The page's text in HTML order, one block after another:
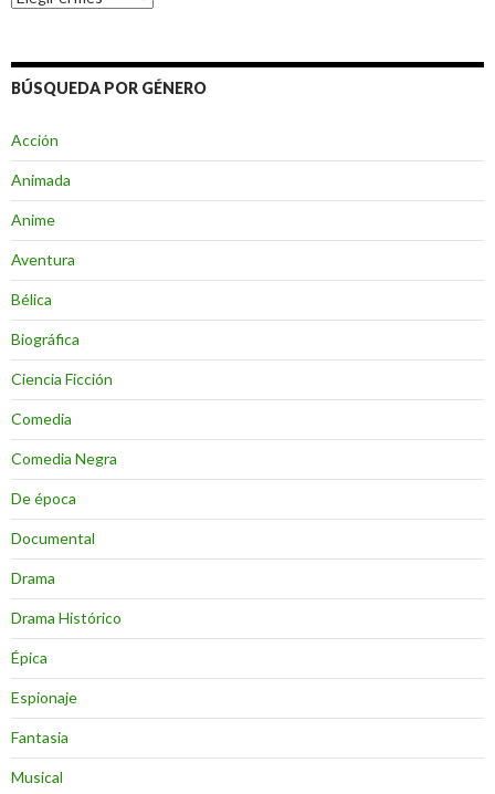
BÚSQUEDA POR GÉNERO
Acción
Animada
Anime
Aventura
Bélica
Biográfica
Ciencia Ficción
Comedia
Comedia Negra
De época
Documental
Drama
Drama Histórico
Épica
Espionaje
Fantasia
Musical